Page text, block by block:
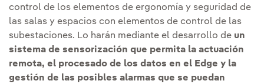
control de los elementos de ergonomía y seguridad de
las salas y espacios con elementos de control de las
subestaciones. Lo harán mediante el desarrollo de un
sistema de sensorización que permita la actuación
remota, el procesado de los datos en el Edge y la
gestión de las posibles alarmas que se puedan